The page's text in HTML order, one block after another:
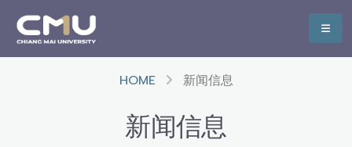
HOME 新闻信息
新闻信息